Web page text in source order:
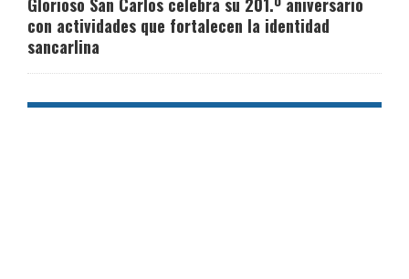
Glorioso San Carlos celebra su 201.º aniversario
con actividades que fortalecen la identidad
sancarlina